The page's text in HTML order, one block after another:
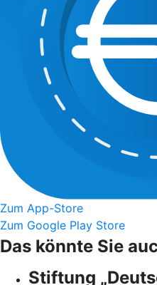
Zum App-Store
Zum Google Play Store
Das könnte Sie
Stiftung